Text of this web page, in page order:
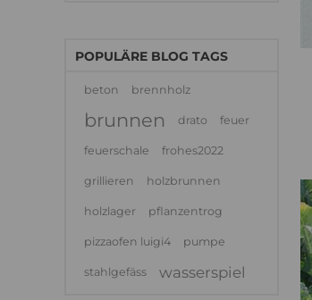
POPULÄRE BLOG TAGS
beton brennholz
brunnen drato feuer
feuerschale frohes2022
grillieren holzbrunnen
holzlager pflanzentrog
pizzaofen luigi4 pumpe
stahlgefäss wasserspiel